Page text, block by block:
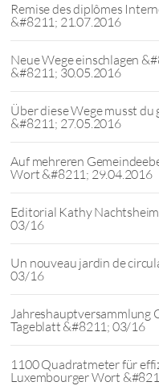
Remise des diplômes
&#8211; 21.07.2016
Neue Wege einschlagen
&#8211; 30.05.2016
Über diese Wege musst
&#8211; 27.05.2016
Auf mehreren
Wort &#8211; 29.04.2016
Editorial Kathy
03/16
Un nouveau jardin de
03/16
Jahreshauptversammlung
Tageblatt &#8211; 03/16
1100 Quadratmeter für
Luxembourger Wort